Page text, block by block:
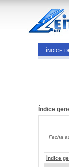
ÍNDICE
Índice
Fecha
Índice